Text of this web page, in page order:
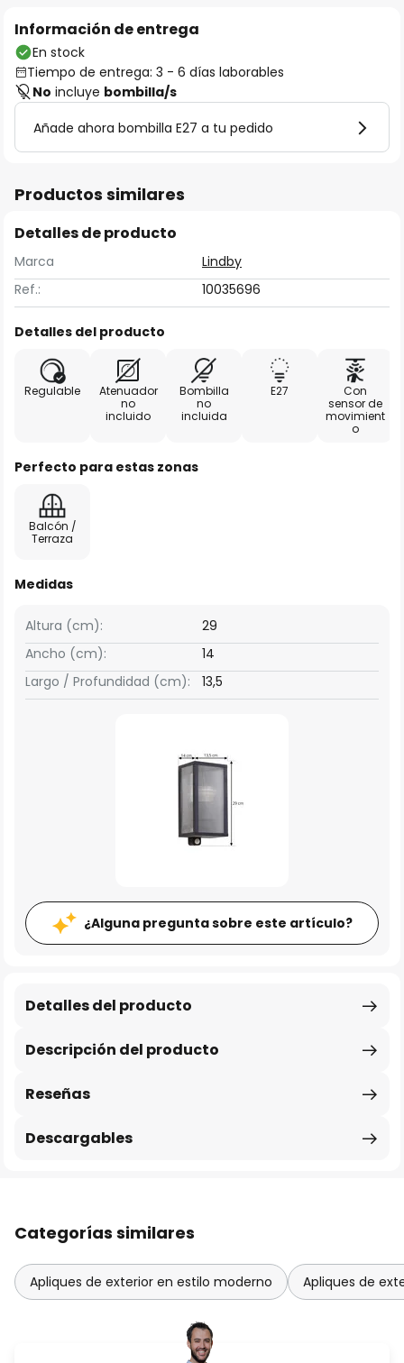
Información de entrega
En stock
Tiempo de entrega: 3 - 6 días laborables
No incluye bombilla/s
Añade ahora bombilla E27 a tu pedido
Productos similares
Detalles de producto
Marca
Lindby
Ref.:
10035696
Detalles del producto
Regulable
Atenuador
no
incluido
Bombilla
no
incluida
E27
Con
sensor de
movimient
o
Perfecto para estas zonas
Balcón /
Terraza
Medidas
Ancho (cm): 14
Altura (cm): 29
Largo / Profundidad (cm): 13,5
¿Alguna pregunta sobre este artículo?
Descripción del producto
Detalles del producto
Reseñas
Descargables
Categorías similares
Apliques de exterior en estilo moderno Apliques de